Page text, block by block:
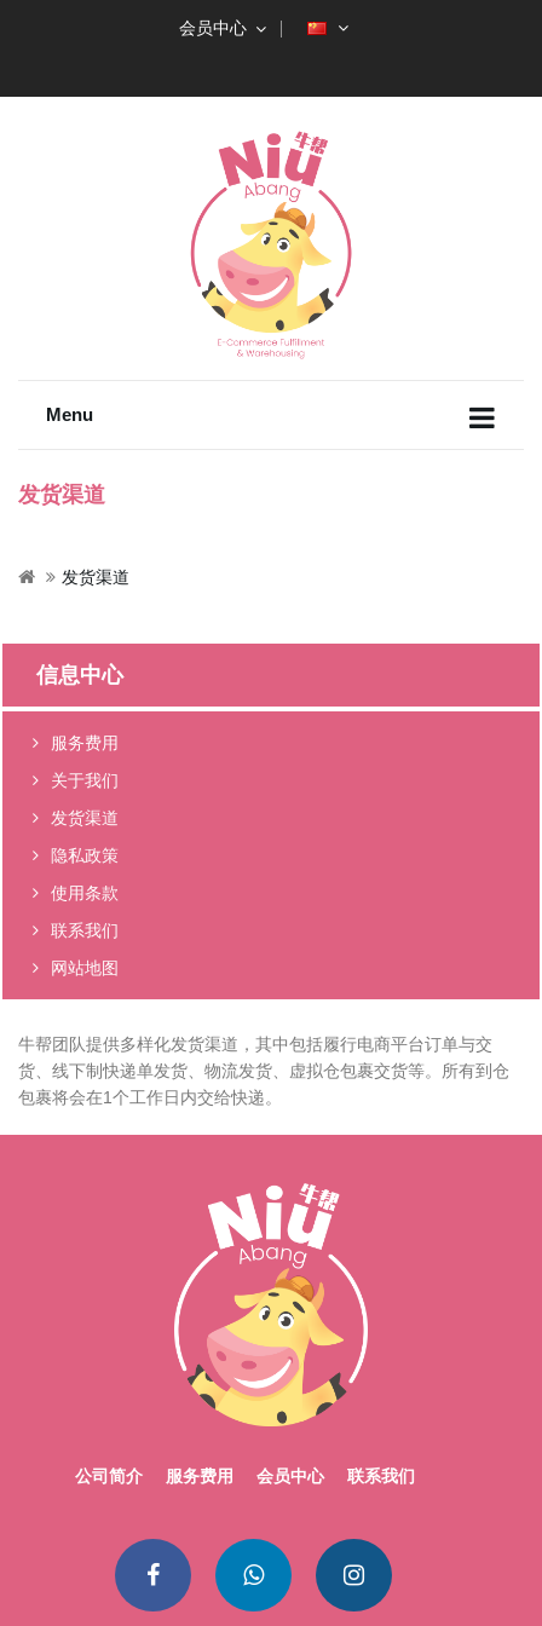
会员中心
Menu
发货渠道
发货渠道
信息中心
服务费用
关于我们
发货渠道
隐私政策
使用条款
联系我们
网站地图
牛帮团队提供多样化发货渠道，其中包括履行电商平台订单与交
货、线下制快递单发货、物流发货、虚拟仓包裹交货等。所有到仓
包裹将会在1个工作日内交给快递。
公司简介 服务费用 会员中心 联系我们